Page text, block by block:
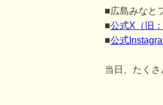
■広島みなと
■公式X（旧：
■公式
当日、たく